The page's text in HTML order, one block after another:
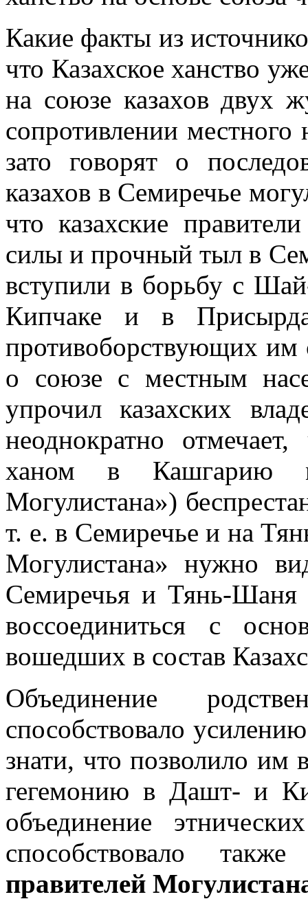
Какие факты из
что Казахское ханство
на союзе казахов двух
сопротивлении
зато говорят о
казахов в Семиречье
что казахские
силы и прочный тыл в
вступили в борьбу с
Кипчаке и в
противоборствующих им
о союзе с местным
упрочил казахских
неоднократно
ханом в Кашгарию
Могулистана»)
т. е. в Семиречье и на
Могулистана» нужно
Семиречья и Тянь-Шаня
воссоединиться с
вошедших в состав
Объединение
способствовало
знати, что позволило им
гегемонию в Дашт- и
объединение
способствовало
правителей